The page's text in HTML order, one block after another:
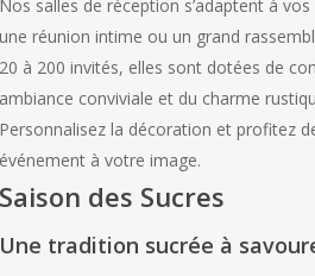
Nos salles de réception s’adaptent à
une réunion intime ou un grand
20 à 200 invités, elles sont dotées de
ambiance conviviale et du charme
Personnalisez la décoration et profitez
événement à votre image.
Saison des Sucres
Une tradition sucrée à